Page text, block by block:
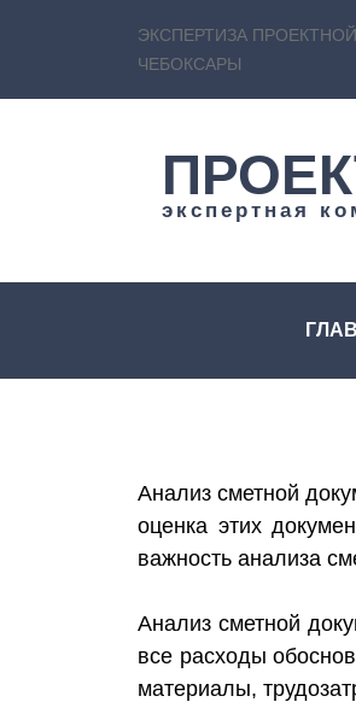
ЭКСПЕРТИЗА
ЧЕБОКСАРЫ
экспертная
Анализ сметной
оценка этих
важность анализа
Анализ сметной
все расходы
материалы,